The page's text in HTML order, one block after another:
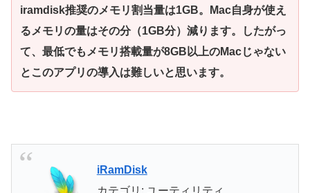
iramdisk推奨のメモリ割当量は1GB。Mac自身が使え
るメモリの量はその分（1GB分）減ります。したがっ
て、最低でもメモリ搭載量が8GB以上のMacじゃない
とこのアプリの導入は難しいと思います。
iRamDisk